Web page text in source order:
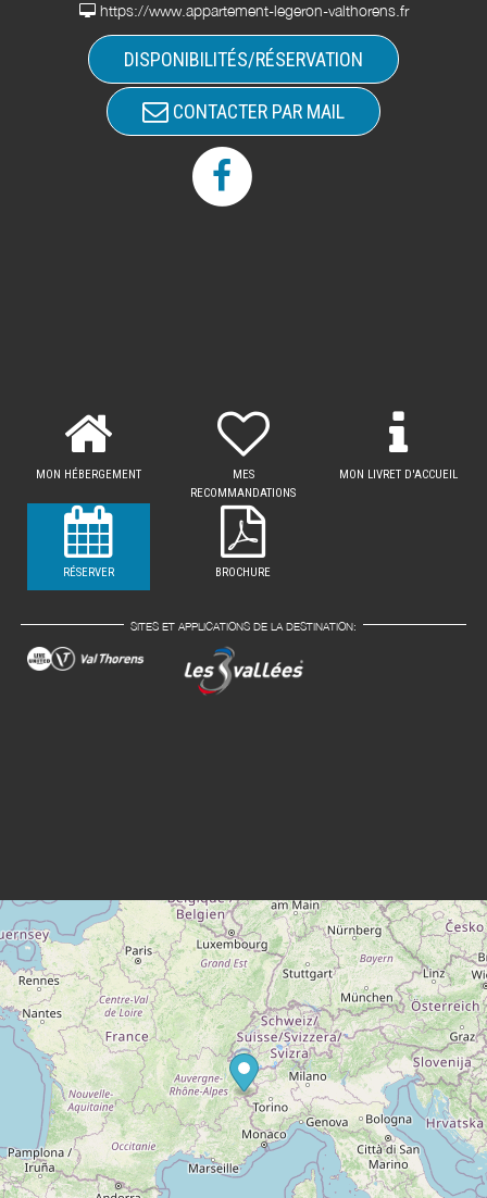
https://www.appartement-legeron-valthorens.fr
DISPONIBILITÉS/RÉSERVATION
CONTACTER PAR MAIL
MON HÉBERGEMENT
MES
RECOMMANDATIONS
MON LIVRET D'ACCUEIL
RÉSERVER BROCHURE
SITES ET APPLICATIONS DE LA DESTINATION: